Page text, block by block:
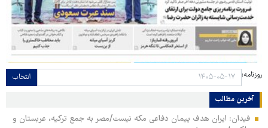
روزنامه: انتخاب
آخرین مطالب
فیدان: ایران هدف پیمان دفاعی مکه نیست/مصر به جمع ترکیه، عربستان و